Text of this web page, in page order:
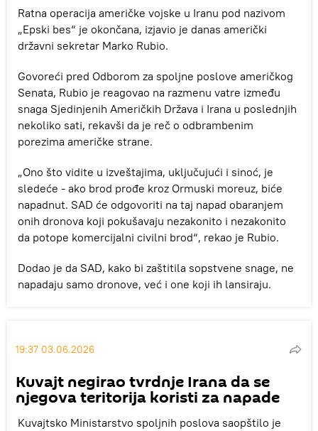
Ratna operacija američke vojske u Iranu pod nazivom
„Epski bes“ je okončana, izjavio je danas američki
državni sekretar Marko Rubio.
Govoreći pred Odborom za spoljne poslove američkog
Senata, Rubio je reagovao na razmenu vatre između
snaga Sjedinjenih Američkih Država i Irana u poslednjih
nekoliko sati, rekavši da je reč o odbrambenim
porezima američke strane.
„Ono što vidite u izveštajima, uključujući i sinoć, je
sledeće - ako brod prođe kroz Ormuski moreuz, biće
napadnut. SAD će odgovoriti na taj napad obaranjem
onih dronova koji pokušavaju nezakonito i nezakonito
da potope komercijalni civilni brod“, rekao je Rubio.
Dodao je da SAD, kako bi zaštitila sopstvene snage, ne
napadaju samo dronove, već i one koji ih lansiraju.
19:37 03.06.2026
Kuvajt negirao tvrdnje Irana da se
njegova teritorija koristi za napade
Kuvajtsko Ministarstvo spoljnih poslova saopštilo je